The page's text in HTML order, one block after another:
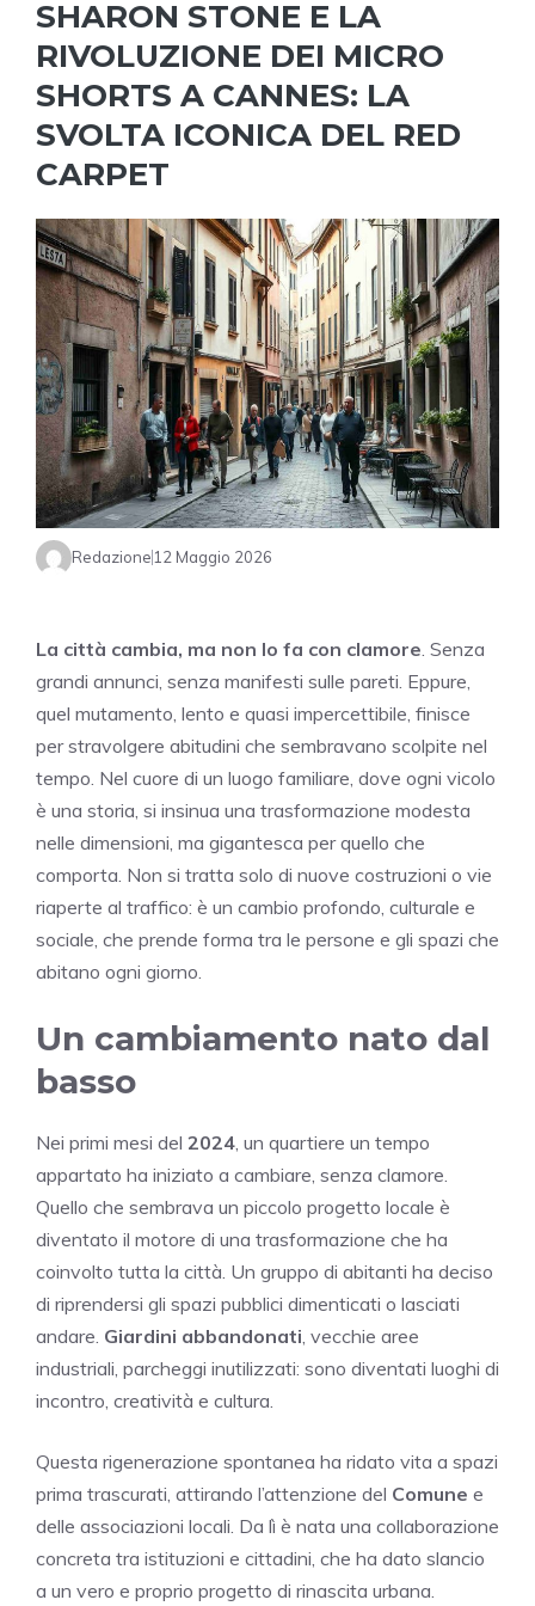
SHARON STONE E LA
RIVOLUZIONE DEI MICRO
SHORTS A CANNES: LA
SVOLTA ICONICA DEL RED
CARPET
Redazione12 Maggio 2026
La città cambia, ma non lo fa con clamore . Senza
grandi annunci, senza manifesti sulle pareti. Eppure,
quel mutamento, lento e quasi impercettibile, finisce
per stravolgere abitudini che sembravano scolpite nel
tempo. Nel cuore di un luogo familiare, dove ogni vicolo
è una storia, si insinua una trasformazione modesta
nelle dimensioni, ma gigantesca per quello che
comporta. Non si tratta solo di nuove costruzioni o vie
riaperte al traffico: è un cambio profondo, culturale e
sociale, che prende forma tra le persone e gli spazi che
abitano ogni giorno.
Un cambiamento nato dal
basso
Nei primi mesi del 2024 , un quartiere un tempo
appartato ha iniziato a cambiare, senza clamore.
Quello che sembrava un piccolo progetto locale è
diventato il motore di una trasformazione che ha
coinvolto tutta la città. Un gruppo di abitanti ha deciso
di riprendersi gli spazi pubblici dimenticati o lasciati
andare. Giardini abbandonati , vecchie aree
industriali, parcheggi inutilizzati: sono diventati luoghi di
incontro, creatività e cultura.
Questa rigenerazione spontanea ha ridato vita a spazi
prima trascurati, attirando l’attenzione del Comune e
delle associazioni locali. Da lì è nata una collaborazione
concreta tra istituzioni e cittadini, che ha dato slancio
a un vero e proprio progetto di rinascita urbana.